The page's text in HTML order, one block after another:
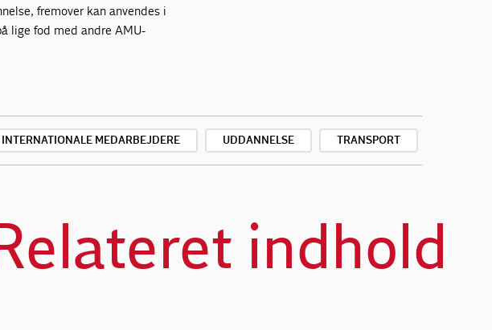
fremover kan anvendes i
lige fod med andre AMU-
INTERNATIONALE MEDARBEJDERE UDDANNELSE TRANSPORT
indhold